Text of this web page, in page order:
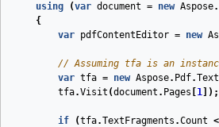
using
(var document = new Aspose.
{
var pdfContentEditor = new
// Assuming tfa is an
var tfa = new Aspose. Pdf.Text
tfa.Visit (document . Pages 1 ]);
if (tfa.TextFragments .Count